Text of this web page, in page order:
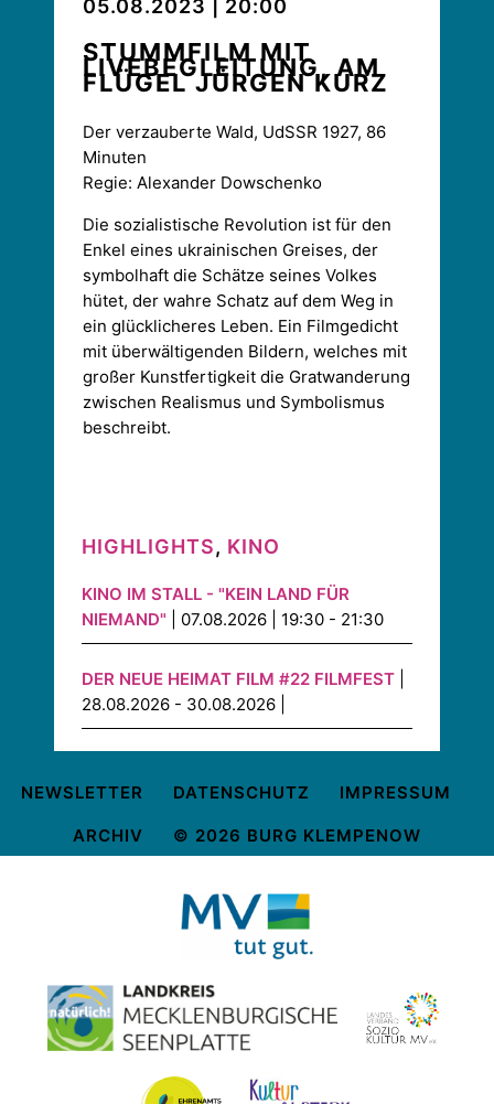
05.08.2023 | 20:00
STUMMFILM MIT
LIVEBEGLEITUNG, AM
FLÜGEL JÜRGEN KURZ
Der verzauberte Wald, UdSSR 1927, 86
Minuten
Regie: Alexander Dowschenko
Die sozialistische Revolution ist für den
Enkel eines ukrainischen Greises, der
symbolhaft die Schätze seines Volkes
hütet, der wahre Schatz auf dem Weg in
ein glücklicheres Leben. Ein Filmgedicht
mit überwältigenden Bildern, welches mit
großer Kunstfertigkeit die Gratwanderung
zwischen Realismus und Symbolismus
beschreibt.
HIGHLIGHTS, KINO
KINO IM STALL - "KEIN LAND FÜR
NIEMAND" | 07.08.2026 | 19:30 - 21:30
DER NEUE HEIMAT FILM #22 FILMFEST
28.08.2026 - 30.08.2026 |
NEWSLETTER DATENSCHUTZ IMPRESSUM
ARCHIV © 2026 BURG KLEMPENOW